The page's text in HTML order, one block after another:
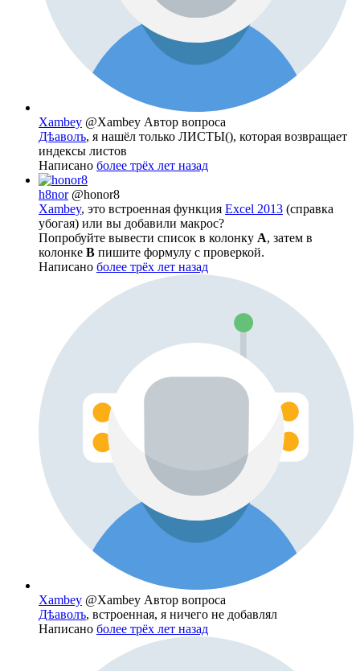
Xambey @Xambey Автор вопроса
Дѣаволъ, я нашёл только ЛИСТЫ(), которая возвращает
индексы листов
Написано более трёх лет назад
h8nor @honor8
Xambey, это встроенная функция Excel 2013 (справка
убогая) или вы добавили макрос?
Попробуйте вывести список в колонку A, затем в
колонке B пишите формулу с проверкой.
Написано более трёх лет назад
Xambey @Xambey Автор вопроса
Дѣаволъ, встроенная, я ничего не добавлял
Написано более трёх лет назад